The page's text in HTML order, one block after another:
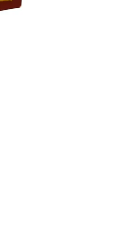
Body Magi
única de ingredientes
Cápsulas: